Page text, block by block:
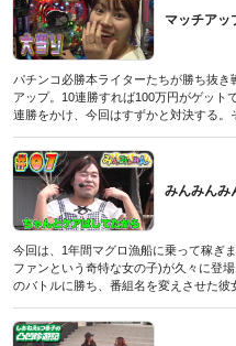
マッチアッ
パチンコ必勝本ライターたちが勝ち抜
アップ。10連勝すれば100万円がゲット
連勝をかけ、今回はすずかと対決する。
目にあっていたとのことで、傷心気味の
5戦目にして2連勝したライターはいな
が…!?
（パチンコ必勝本CLIMAX 2019年8月号
売）
みんみんみ
今回は、1年間マグロ漁船に乗って稼ぎ
ファンという奇特な女の子)が久々に登
のバトルに勝ち、番組名を変えさせた彼
んコンビは、またも番組を乗っ取りにき
（パチンコ必勝本CLIMAX 2019年8月号